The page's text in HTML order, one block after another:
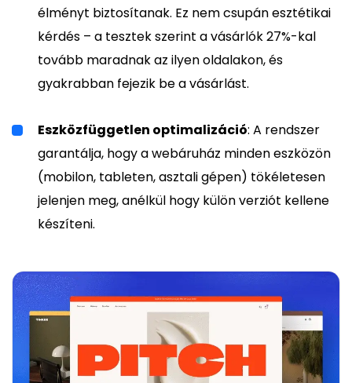
élményt biztosítanak. Ez nem csupán esztétikai
kérdés – a tesztek szerint a vásárlók 27%-kal
tovább maradnak az ilyen oldalakon, és
gyakrabban fejezik be a vásárlást.
Eszközfüggetlen optimalizáció: A rendszer
garantálja, hogy a webáruház minden eszközön
(mobilon, tableten, asztali gépen) tökéletesen
jelenjen meg, anélkül hogy külön verziót kellene
készíteni.